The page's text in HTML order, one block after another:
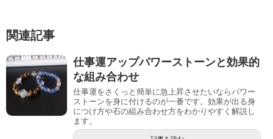
関連記事
仕事運アップパワーストーンと効果的
な組み合わせ
仕事運をさくっと簡単に急上昇させたいならパワー
ストーンを身に付けるのが一番です。効果が出る身
につけ方や石の組み合わせ方をわかりやすく解説し
ます。